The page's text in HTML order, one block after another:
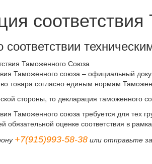
соответствии
Таможенного союза – официальный
товара согласно единым нормам
стороны, то декларация таможенного
Таможенного союза требуется для
обязательной оценке соответствия в
+7(915)993-58-38 или отправьте